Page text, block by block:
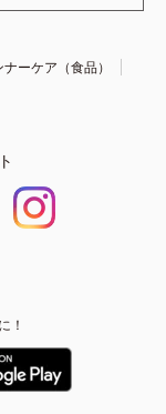
ナーケア（食品）
！